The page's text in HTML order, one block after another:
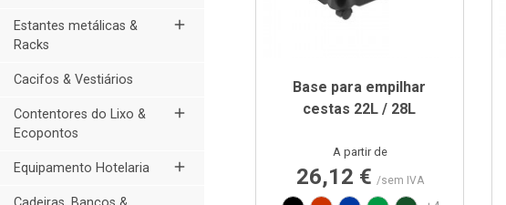
Estantes metálicas &
Racks
add
Cacifos & Vestiários
Contentores do Lixo &
Ecopontos
add
Equipamento Hotelaria add
Base para empilhar
cestas 22L / 28L
Preço
A partir de
26,12 € /sem IVA